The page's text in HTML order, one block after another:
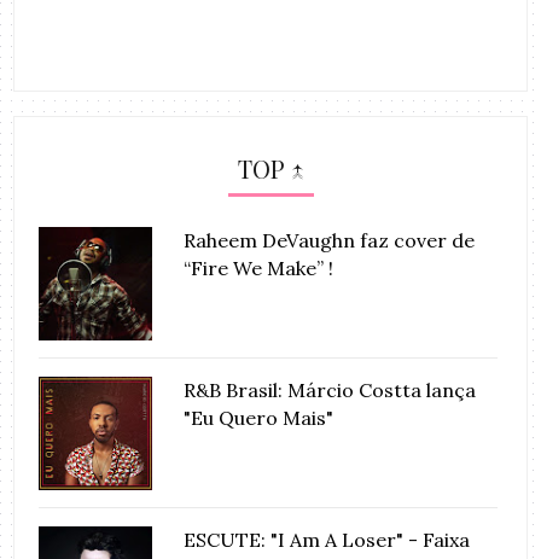
TOP ↑
Raheem DeVaughn faz cover de
“Fire We Make” !
R&B Brasil: Márcio Costta lança
"Eu Quero Mais"
ESCUTE: "I Am A Loser" - Faixa